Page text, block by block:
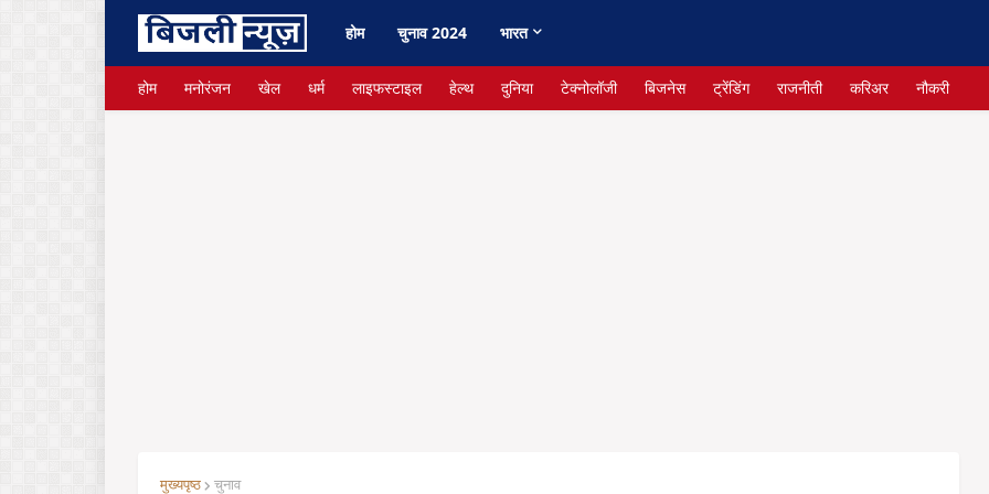
होम चुनाव 2024 भारत
होम मनोरंजन खेल धर्म लाइफस्टाइल हेल्थ दुनिया टेक्नोलॉजी बिजनेस ट्रेंडिंग राजनीती करिअर नौकरी
मुख्यपृष्ठ चुनाव